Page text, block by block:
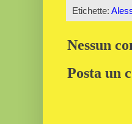
Etichette:
Nessun
Posta un